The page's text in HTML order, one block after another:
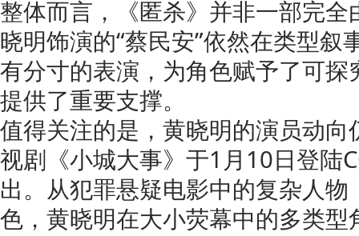
整体而言，《匿杀》并非一部完
晓明饰演的“蔡民安”依然在类型
有分寸的表演，为角色赋予了可
提供了重要支撑。
值得关注的是，黄晓明的演员动
视剧《小城大事》于1月10日登陆
出。从犯罪悬疑电影中的复杂人
色，黄晓明在大小荧幕中的多类